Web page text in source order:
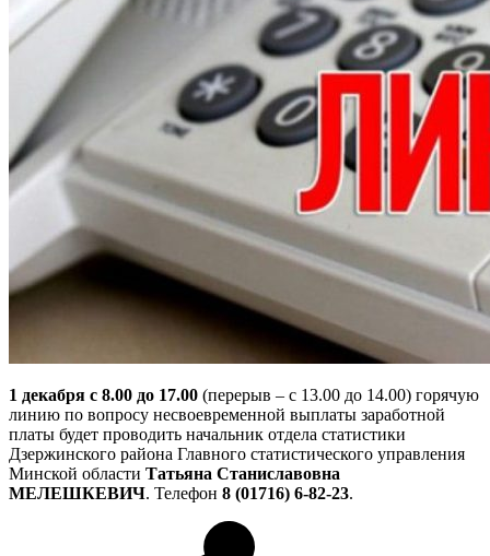
1 декабря с 8.00 до 17.00 (перерыв – с 13.00 до 14.00) горячую
линию по вопросу несвоевременной выплаты заработной
платы будет проводить начальник отдела статистики
Дзержинского района Главного статистического управления
Минской области Татьяна Станиславовна
МЕЛЕШКЕВИЧ. Телефон 8 (01716) 6-82-23.